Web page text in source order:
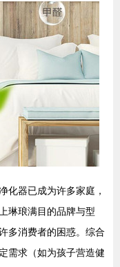
化器已成为许多家庭，
琳琅满目的品牌与型
多消费者的困惑。综合
需求（如为孩子营造健